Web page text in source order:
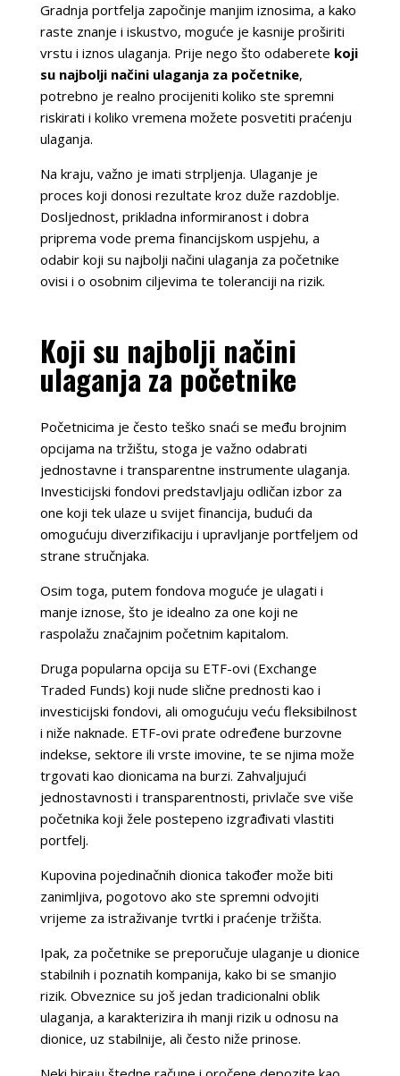
Gradnja portfelja započinje manjim iznosima, a kako
raste znanje i iskustvo, moguće je kasnije proširiti
vrstu i iznos ulaganja. Prije nego što odaberete koji
su najbolji načini ulaganja za početnike,
potrebno je realno procijeniti koliko ste spremni
riskirati i koliko vremena možete posvetiti praćenju
ulaganja.
Na kraju, važno je imati strpljenja. Ulaganje je
proces koji donosi rezultate kroz duže razdoblje.
Dosljednost, prikladna informiranost i dobra
priprema vode prema financijskom uspjehu, a
odabir koji su najbolji načini ulaganja za početnike
ovisi i o osobnim ciljevima te toleranciji na rizik.
Koji su najbolji načini
ulaganja za početnike
Početnicima je često teško snaći se među brojnim
opcijama na tržištu, stoga je važno odabrati
jednostavne i transparentne instrumente ulaganja.
Investicijski fondovi predstavljaju odličan izbor za
one koji tek ulaze u svijet financija, budući da
omogućuju diverzifikaciju i upravljanje portfeljem od
strane stručnjaka.
Osim toga, putem fondova moguće je ulagati i
manje iznose, što je idealno za one koji ne
raspolažu značajnim početnim kapitalom.
Druga popularna opcija su ETF-ovi (Exchange
Traded Funds) koji nude slične prednosti kao i
investicijski fondovi, ali omogućuju veću fleksibilnost
i niže naknade. ETF-ovi prate određene burzovne
indekse, sektore ili vrste imovine, te se njima može
trgovati kao dionicama na burzi. Zahvaljujući
jednostavnosti i transparentnosti, privlače sve više
početnika koji žele postepeno izgrađivati vlastiti
portfelj.
Kupovina pojedinačnih dionica također može biti
zanimljiva, pogotovo ako ste spremni odvojiti
vrijeme za istraživanje tvrtki i praćenje tržišta.
Ipak, za početnike se preporučuje ulaganje u dionice
stabilnih i poznatih kompanija, kako bi se smanjio
rizik. Obveznice su još jedan tradicionalni oblik
ulaganja, a karakterizira ih manji rizik u odnosu na
dionice, uz stabilnije, ali često niže prinose.